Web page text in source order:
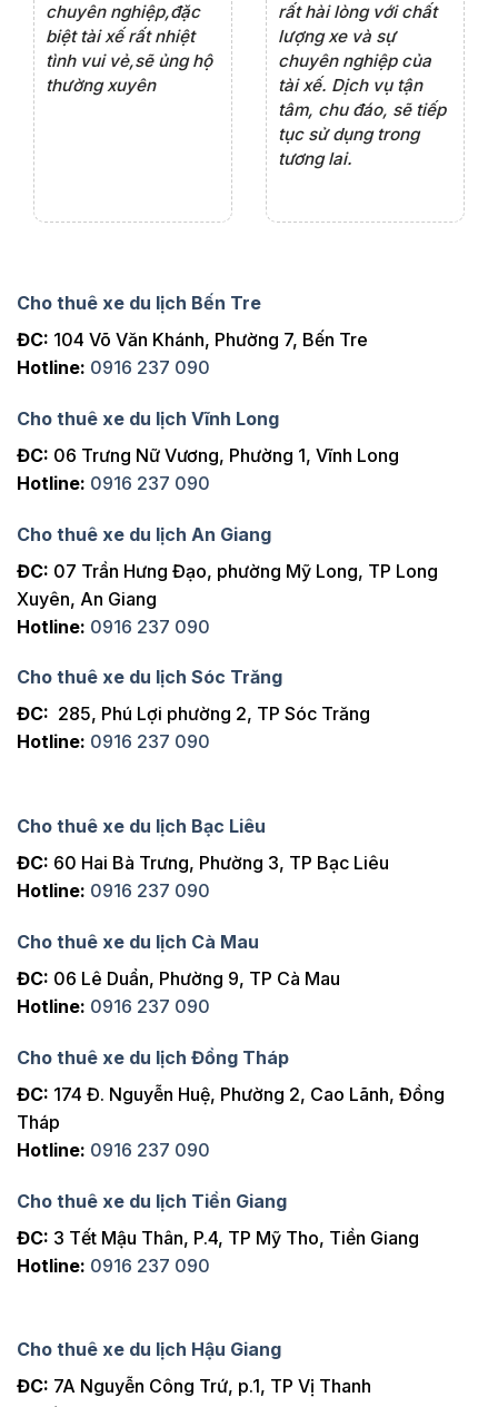
chuyên nghiệp,đặc
biệt tài xế rất nhiệt
tình vui vẻ,sẽ ủng hộ
thường xuyên
rất hài lòng với chất
lượng xe và sự
chuyên nghiệp của
tài xế. Dịch vụ tận
tâm, chu đáo, sẽ tiếp
tục sử dụng trong
tương lai.
Cho thuê xe du lịch Bến Tre
ĐC: 104 Võ Văn Khánh, Phường 7, Bến Tre
Hotline: 0916 237 090
Cho thuê xe du lịch Vĩnh Long
ĐC: 06 Trưng Nữ Vương, Phường 1, Vĩnh Long
Hotline: 0916 237 090
Cho thuê xe du lịch An Giang
ĐC: 07 Trần Hưng Đạo, phường Mỹ Long, TP Long
Xuyên, An Giang
Hotline: 0916 237 090
Cho thuê xe du lịch Sóc Trăng
ĐC: 285, Phú Lợi phường 2, TP Sóc Trăng
Hotline: 0916 237 090
Cho thuê xe du lịch Bạc Liêu
ĐC: 60 Hai Bà Trưng, Phường 3, TP Bạc Liêu
Hotline: 0916 237 090
Cho thuê xe du lịch Cà Mau
ĐC: 06 Lê Duẩn, Phường 9, TP Cà Mau
Hotline: 0916 237 090
Cho thuê xe du lịch Đồng Tháp
ĐC: 174 Đ. Nguyễn Huệ, Phường 2, Cao Lãnh, Đồng
Tháp
Hotline: 0916 237 090
Cho thuê xe du lịch Tiền Giang
ĐC: 3 Tết Mậu Thân, P.4, TP Mỹ Tho, Tiền Giang
Hotline: 0916 237 090
Cho thuê xe du lịch Hậu Giang
ĐC: 7A Nguyễn Công Trứ, p.1, TP Vị Thanh